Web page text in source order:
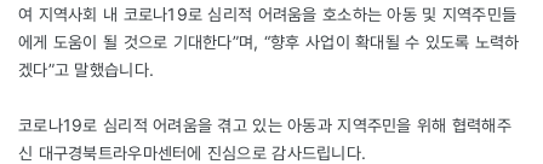
여 지역사회 내 코로나19로 심리적 어려움을 호소하는 아동 및 지역주민들
에게 도움이 될 것으로 기대한다”며, “향후 사업이 확대될 수 있도록 노력하
겠다”고 말했습니다.
코로나19로 심리적 어려움을 겪고 있는 아동과 지역주민을 위해 협력해주
신 대구경북트라우마센터에 진심으로 감사드립니다.